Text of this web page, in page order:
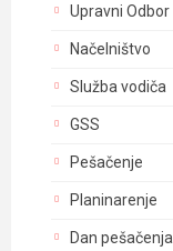
Upravni Odbor
Načelništvo
Služba vodiča
GSS
Pešačenje
Planinarenje
Dan pešačenja